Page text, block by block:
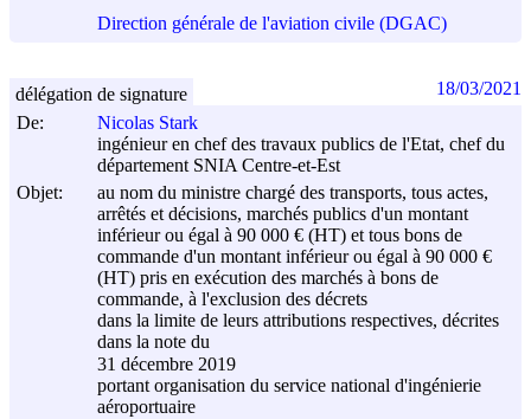
Direction générale de l'aviation civile (DGAC)
De:
Nicolas Stark
ingénieur en chef des travaux publics de l'Etat, chef du
département SNIA Centre-et-Est
Objet:
au nom du ministre chargé des transports, tous actes,
arrêtés et décisions, marchés publics d'un montant
inférieur ou égal à 90 000 € (HT) et tous bons de
commande d'un montant inférieur ou égal à 90 000 €
(HT) pris en exécution des marchés à bons de
commande, à l'exclusion des décrets
dans la limite de leurs attributions respectives, décrites
dans la note du
31 décembre 2019
portant organisation du service national d'ingénierie
aéroportuaire
délégation de signature 18/03/2021